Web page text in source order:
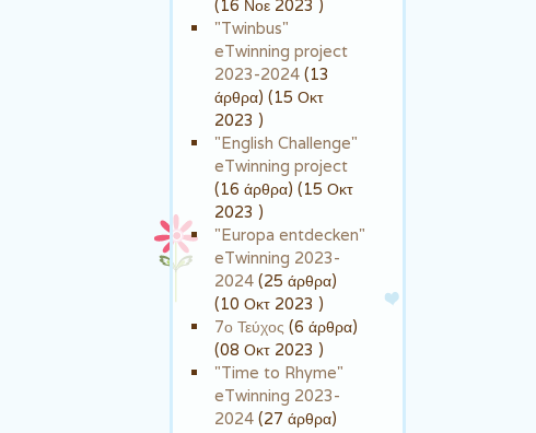
(16 Νοε 2023 )
"Twinbus"
eTwinning project
2023-2024 (13
άρθρα) (15 Οκτ
2023 )
"English Challenge"
eTwinning project
(16 άρθρα) (15 Οκτ
2023 )
"Europa entdecken"
eTwinning 2023-
2024 (25 άρθρα)
(10 Οκτ 2023 )
7ο Τεύχος (6 άρθρα)
(08 Οκτ 2023 )
"Time to Rhyme"
eTwinning 2023-
2024 (27 άρθρα)